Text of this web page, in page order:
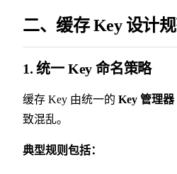
二、缓存 Key 设计
1. 统一 Key 命名策略
缓存 Key 由统一的 Key 管理器
致混乱。
典型规则包括：